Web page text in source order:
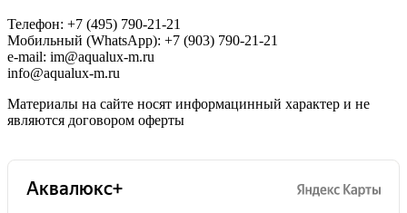
Телефон: +7 (495) 790-21-21
Мобильный (WhatsApp): +7 (903) 790-21-21
e-mail: im@aqualux-m.ru
info@aqualux-m.ru
Материалы на сайте носят информацинный характер и не
являются договором оферты